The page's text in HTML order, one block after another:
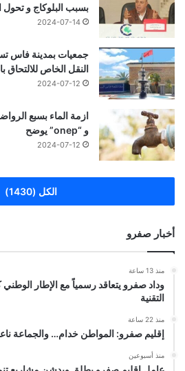
بسبب البلوكاج و تحول
2024-07-14
جمعيات بمدينة فاس
النقل الخاص للالتحاق
2024-07-12
ازمة الماء بسبع
و “onep” يوضح
2024-07-12
الكل (1430)
أخبار صفرو
منذ 13 ساعة
وداد صفرو يتعاقد رسمياً مع الإطار الوطني
التقنية
منذ 22 ساعة
إقليم صفرو: المواطن خدام… والجماعة
منذ أسبوعين